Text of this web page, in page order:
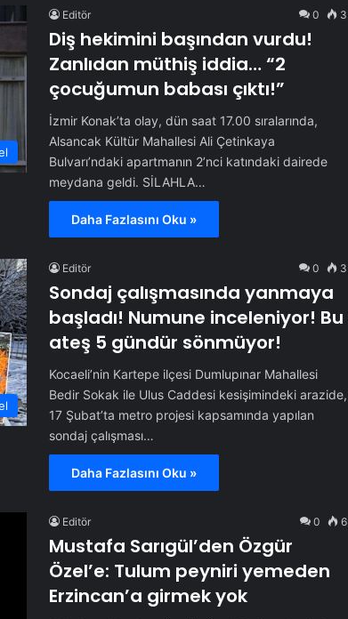
Editör 0 3
Diş hekimini başından vurdu!
Zanlıdan müthiş iddia… “2
çocuğumun babası çıktı!”
İzmir Konak’ta olay, dün saat 17.00 sıralarında,
Alsancak Kültür Mahallesi Ali Çetinkaya
Bulvarı’ndaki apartmanın 2’nci katındaki dairede
meydana geldi. SİLAHLA…
Daha Fazlasını Oku »
Editör 0 3
Sondaj çalışmasında yanmaya
başladı! Numune inceleniyor! Bu
ateş 5 gündür sönmüyor!
Kocaeli’nin Kartepe ilçesi Dumlupınar Mahallesi
Bedir Sokak ile Ulus Caddesi kesişimindeki arazide,
17 Şubat’ta metro projesi kapsamında yapılan
sondaj çalışması…
Daha Fazlasını Oku »
Editör 0 6
Mustafa Sarıgül’den Özgür
Özel’e: Tulum peyniri yemeden
Erzincan’a girmek yok